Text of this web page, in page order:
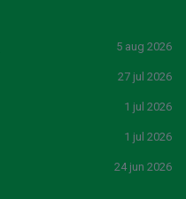
5 aug 2026
27 jul 2026
1 jul 2026
1 jul 2026
24 jun 2026